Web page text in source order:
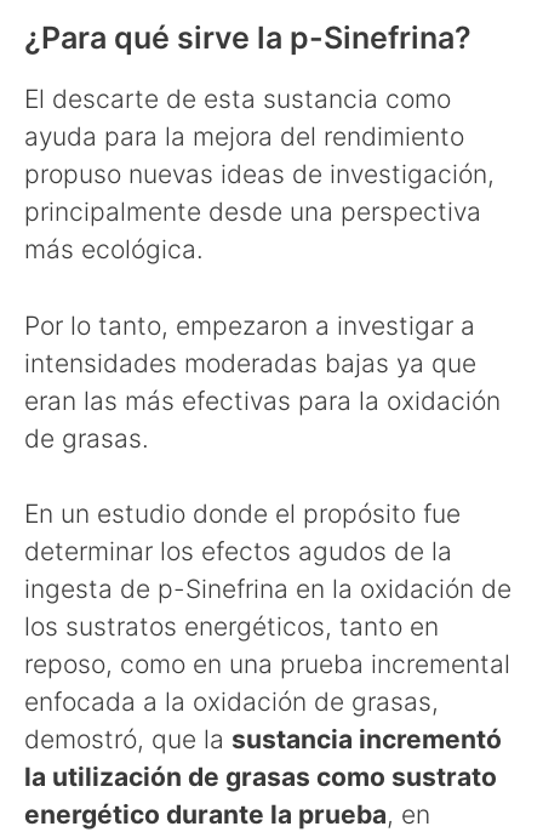
¿Para qué sirve la p-Sinefrina?
El descarte de esta sustancia como
ayuda para la mejora del rendimiento
propuso nuevas ideas de investigación,
principalmente desde una perspectiva
más ecológica.
Por lo tanto, empezaron a investigar a
intensidades moderadas bajas ya que
eran las más efectivas para la oxidación
de grasas.
En un estudio donde el propósito fue
determinar los efectos agudos de la
ingesta de p-Sinefrina en la oxidación de
los sustratos energéticos, tanto en
reposo, como en una prueba incremental
enfocada a la oxidación de grasas,
demostró, que la sustancia incrementó
la utilización de grasas como sustrato
energético durante la prueba, en